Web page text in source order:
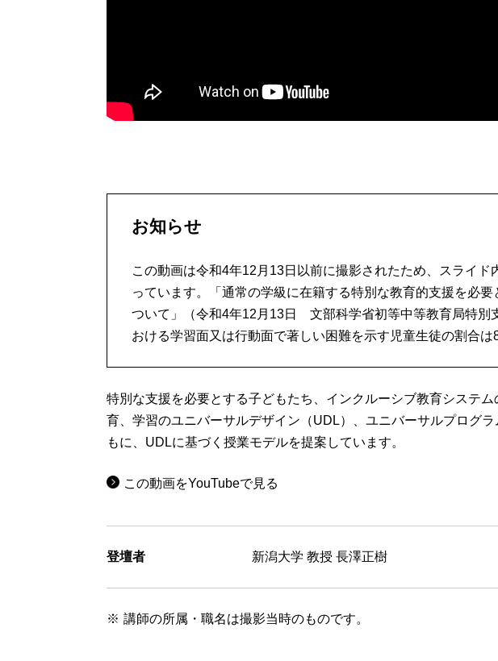
お知らせ
この動画は令和4年12月13日以前に撮影されたため、スライド
っています。「通常の学級に在籍する特別な教育的支援を必
ついて」（令和4年12月13日 文部科学省初等中等教育局特別
おける学習面又は行動面で著しい困難を示す児童生徒の割合は
特別な支援を必要とする子どもたち、インクルーシブ教育システ
育、学習のユニバーサルデザイン（UDL）、ユニバーサルプログ
もに、UDLに基づく授業モデルを提案しています。
この動画をYouTubeで見る
登壇者 新潟大学 教授 長澤正樹
講師の所属・職名は撮影当時のものです。